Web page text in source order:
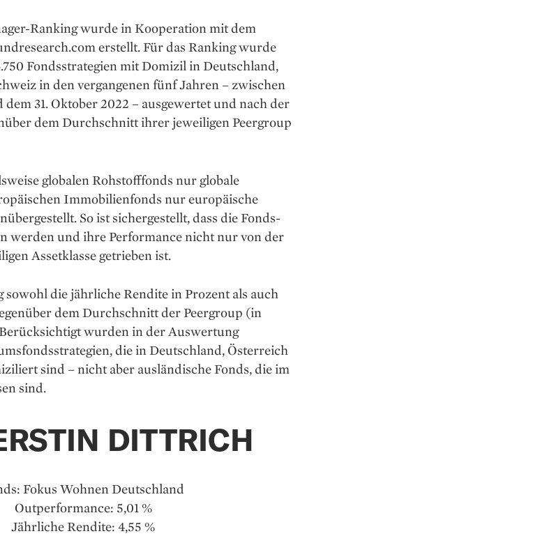
­Ranking wurde in Kooperation mit dem
­erstellt. Für das Ranking wurde
Fondsstrategien mit Domizil in Deutschland,
in den vergangenen fünf Jahren – zwischen
dem 31. Oktober 2022 – ausgewertet und nach der
dem Durchschnitt ihrer jeweiligen Peergroup
globalen Rohstofffonds nur globale
Immobilienfonds nur europäische
So ist sichergestellt, dass die Fonds­
werden und ihre Performance nicht nur von der
Assetklasse getrieben ist.
die jährliche Rendite in Prozent als auch
dem Durchschnitt der Peergroup (in
wurden in der Auswertung
die in Deutschland, Österreich
sind – nicht aber ausländische Fonds, die im
sind.
DITTRICH
Fokus Wohnen Deutschland
Outperformance: 5,01 %
Jährliche Rendite: 4,55 %